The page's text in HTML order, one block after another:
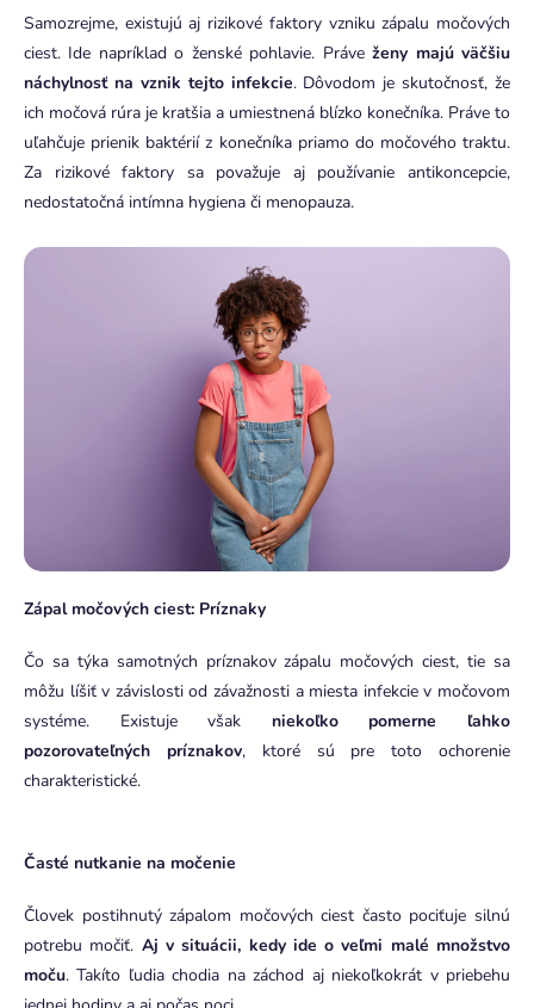
Samozrejme, existujú aj rizikové faktory vzniku zápalu močových
ciest. Ide napríklad o ženské pohlavie. Práveženy majú väčšiu
náchylnosť na vznik tejto infekcie. Dôvodom je skutočnosť, že
ich močová rúra je kratšia a umiestnená blízko konečníka. Práve to
uľahčuje prienik baktérií z konečníka priamo do močového traktu.
Za rizikové faktory sa považuje aj používanie antikoncepcie,
nedostatočná intímna hygiena či menopauza.
Zápal močových ciest: Príznaky
Čo sa týka samotných príznakov zápalu močových ciest, tie sa
môžu líšiť v závislosti od závažnosti a miesta infekcie v močovom
systéme. Existuje však niekoľko pomerne ľahko
pozorovateľných príznakov, ktoré sú pre toto ochorenie
charakteristické.
Časté nutkanie na močenie
Človek postihnutý zápalom močových ciest často pociťuje silnú
potrebu močiť. Aj v situácii, kedy ide o veľmi malé množstvo
moču. Takíto ľudia chodia na záchod aj niekoľkokrát v priebehu